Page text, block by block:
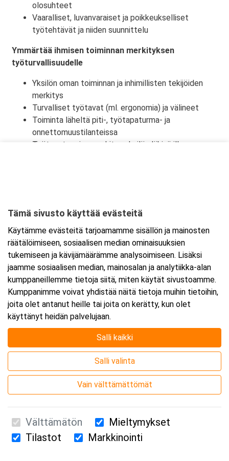
olosuhteet
Vaaralliset, luvanvaraiset ja poikkeukselliset
työtehtävät ja niiden suunnittelu
Ymmärtää ihmisen toiminnan merkityksen
työturvallisuudelle
Yksilön oman toiminnan ja inhimillisten tekijöiden
merkitys
Turvalliset työtavat (ml. ergonomia) ja välineet
Toiminta läheltä piti-, työtapaturma- ja
onnettomuustilanteissa
Työtapaturmien merkitys yksilön lähipiirille,
Ajankohta
Alkaa:24.11.2026 08:30
Päättyy:24.11.2026 16:00
Lisää tapahtuma kalenteriisi
Webinaari
Suomen Ensiapukoulutus Oy / Valimotie 21 / 00380 Helsinki
Tämä sivusto käyttää evästeitä
Käytämme evästeitä tarjoamamme sisällön ja mainosten
räätälöimiseen, sosiaalisen median ominaisuuksien
tukemiseen ja kävijämäärämme analysoimiseen. Lisäksi
jaamme sosiaalisen median, mainosalan ja analytiikka-alan
kumppaneillemme tietoja siitä, miten käytät sivustoamme.
Kumppanimme voivat yhdistää näitä tietoja muihin tietoihin,
joita olet antanut heille tai joita on kerätty, kun olet
käyttänyt heidän palvelujaan.
Salli kaikki
Salli valinta
Vain välttämättömät
Välttämätön
Mieltymykset
Tilastot
Markkinointi